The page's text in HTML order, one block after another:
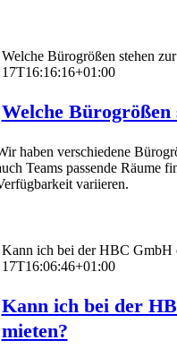
Welche Bürogrößen stehen
17T16:16:16+01:00
Welche
haben verschiedene
Teams passende Räume
variieren.
Kann ich bei der HBC GmbH
17T16:06:46+01:00
Kann ich bei der
mieten?